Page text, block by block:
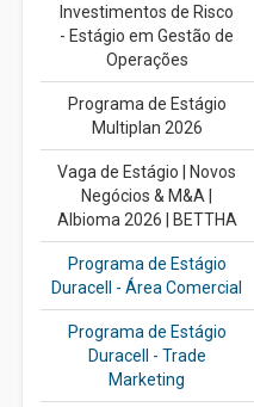
Investimentos de Risco
- Estágio em Gestão de
Operações
Programa de Estágio
Multiplan 2026
Vaga de Estágio | Novos
Negócios & M&A |
Albioma 2026 | BETTHA
Programa de Estágio
Duracell - Área Comercial
Programa de Estágio
Duracell - Trade
Marketing